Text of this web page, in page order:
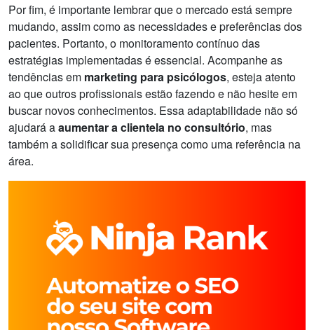
Por fim, é importante lembrar que o mercado está sempre
mudando, assim como as necessidades e preferências dos
pacientes. Portanto, o monitoramento contínuo das
estratégias implementadas é essencial. Acompanhe as
tendências em marketing para psicólogos, esteja atento
ao que outros profissionais estão fazendo e não hesite em
buscar novos conhecimentos. Essa adaptabilidade não só
ajudará aaumentar a clientela no consultório, mas
também a solidificar sua presença como uma referência na
área.